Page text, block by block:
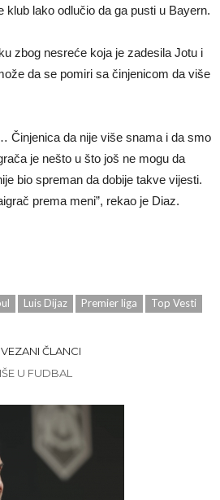
klub lako odlučio da ga pusti u Bayern.
zbog nesreće koja je zadesila Jotu i
da se pomiri sa činjenicom da više
Činjenica da nije više snama i da smo
je nešto u što još ne mogu da
bio spreman da dobije takve vijesti.
prema meni”, rekao je Diaz.
Luis Dijaz Premier liga Top Vesti
ČLANCI
U FUDBAL